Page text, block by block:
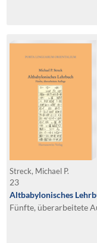
Streck, Michael P.
23
Altbabylonisches
Fünfte, überarbeitete